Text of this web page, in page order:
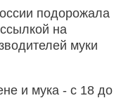
подорожала
на
муки
и мука - с 18 до